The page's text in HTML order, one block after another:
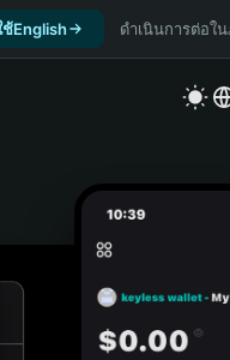
ช้English ดำเนินการต่อใ